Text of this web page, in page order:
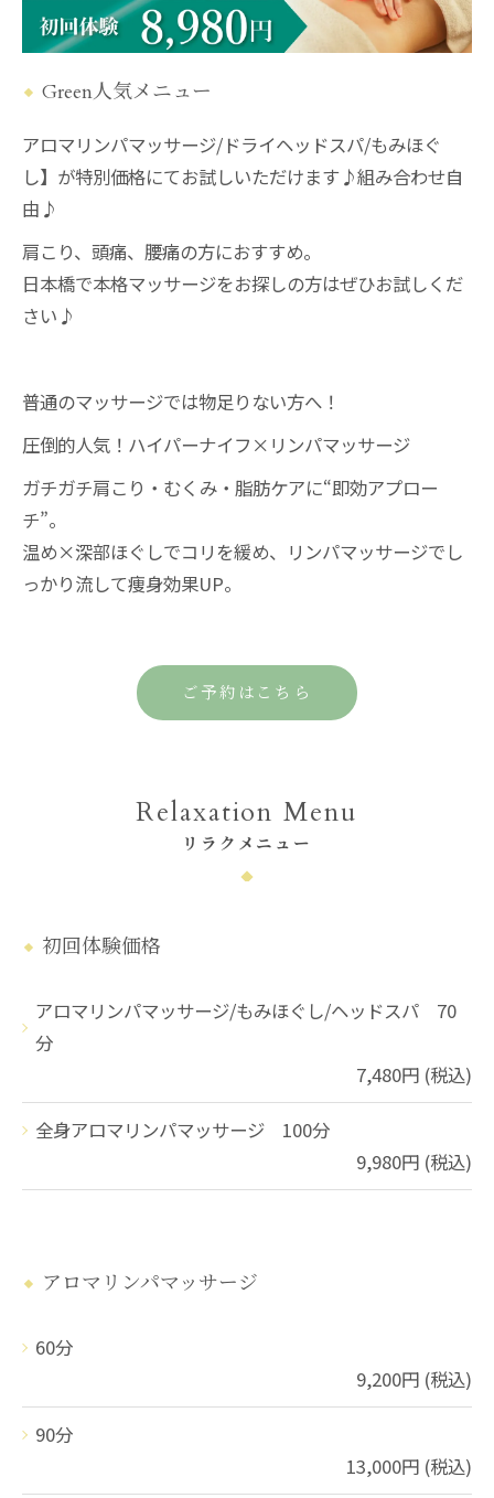
Green人気メニュー
アロマリンパマッサージ/ドライヘッドスパ/もみほぐ
し】が特別価格にてお試しいただけます♪組み合わせ自
由♪
肩こり、頭痛、腰痛の方におすすめ。
日本橋で本格マッサージをお探しの方はぜひお試しくだ
さい♪
普通のマッサージでは物足りない方へ！
圧倒的人気！ハイパーナイフ×リンパマッサージ
ガチガチ肩こり・むくみ・脂肪ケアに“即効アプロー
チ”。
温め×深部ほぐしでコリを緩め、リンパマッサージでし
っかり流して痩身効果UP。
ご予約はこちら
Relaxation Menu
リラクメニュー
初回体験価格
アロマリンパマッサージ/もみほぐし/ヘッドスパ 70
分
7,480円 (税込)
全身アロマリンパマッサージ 100分
9,980円 (税込)
アロマリンパマッサージ
60分
9,200円 (税込)
90分
13,000円 (税込)